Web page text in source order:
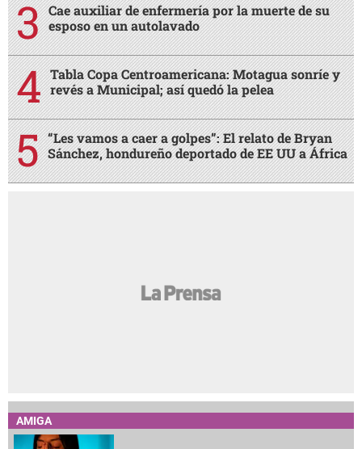
Cae auxiliar de enfermería por la muerte de su
esposo en un autolavado
Tabla Copa Centroamericana: Motagua sonríe y
revés a Municipal; así quedó la pelea
“Les vamos a caer a golpes”: El relato de Bryan
Sánchez, hondureño deportado de EE UU a África
AMIGA